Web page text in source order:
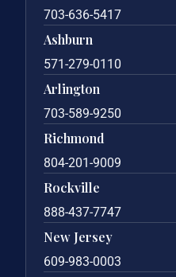
703-636-5417
Ashburn
571-279-0110
Arlington
703-589-9250
Richmond
804-201-9009
Rockville
888-437-7747
New Jersey
609-983-0003